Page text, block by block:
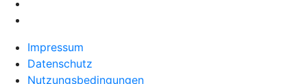
Impressum
Datenschutz
Nutzungsbedingungen